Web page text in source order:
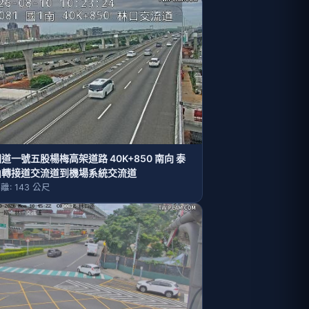
一號五股楊梅高架道路 40K+850 南向 泰
接道交流道到機場系統交流道
: 143 公尺